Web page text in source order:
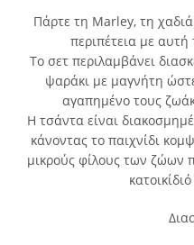
Πάρτε τη Marley, τη
περιπέτεια με
Το σετ περιλαμβάνει
ψαράκι με μαγνήτη
αγαπημένο τους
Η τσάντα είναι
κάνοντας το παιχνίδι
μικρούς φίλους των ζώων